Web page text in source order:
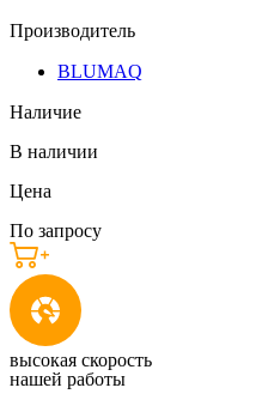
Производитель
BLUMAQ
Наличие
В наличии
Цена
По запросу
высокая скорость
нашей работы